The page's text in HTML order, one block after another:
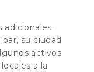
su ciudad
activos
a la